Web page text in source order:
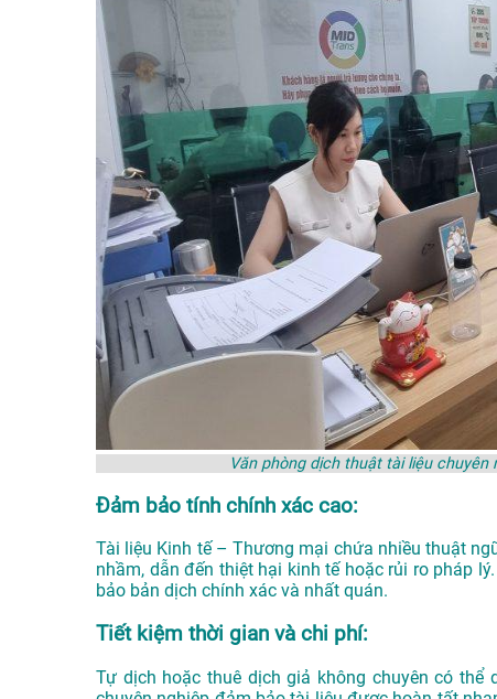
Văn phòng dịch thuật tài liệu
Đảm bảo tính chính xác cao:
Tài liệu Kinh tế – Thương mại chứa nhiều thuật
nhầm, dẫn đến thiệt hại kinh tế hoặc rủi ro pháp
bảo bản dịch chính xác và nhất quán.
Tiết kiệm thời gian và chi phí:
Tự dịch hoặc thuê dịch giả không chuyên có